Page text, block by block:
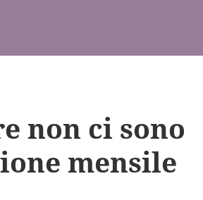
non ci sono
mensile